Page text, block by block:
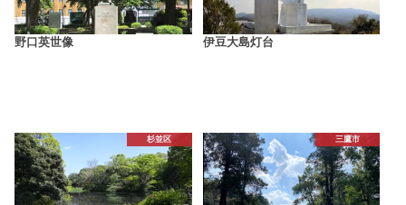
野口英世像 伊豆大島灯台
杉並区 三鷹市